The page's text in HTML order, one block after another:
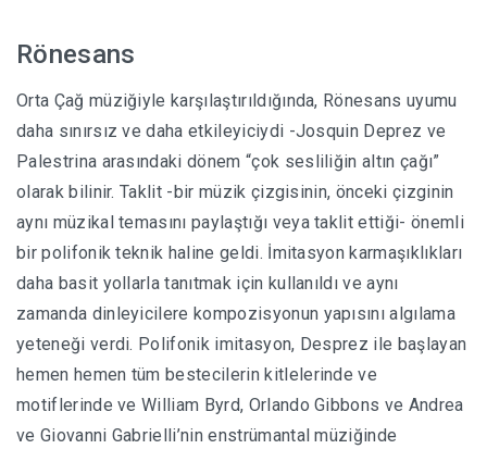
Rönesans
Orta Çağ müziğiyle karşılaştırıldığında, Rönesans uyumu
daha sınırsız ve daha etkileyiciydi -Josquin Deprez ve
Palestrina arasındaki dönem “çok sesliliğin altın çağı”
olarak bilinir. Taklit -bir müzik çizgisinin, önceki çizginin
aynı müzikal temasını paylaştığı veya taklit ettiği- önemli
bir polifonik teknik haline geldi. İmitasyon karmaşıklıkları
daha basit yollarla tanıtmak için kullanıldı ve aynı
zamanda dinleyicilere kompozisyonun yapısını algılama
yeteneği verdi. Polifonik imitasyon, Desprez ile başlayan
hemen hemen tüm bestecilerin kitlelerinde ve
motiflerinde ve William Byrd, Orlando Gibbons ve Andrea
ve Giovanni Gabrielli’nin enstrümantal müziğinde